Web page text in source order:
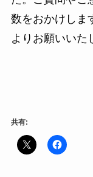
数をおかけしま
よりお願いいた
共有: